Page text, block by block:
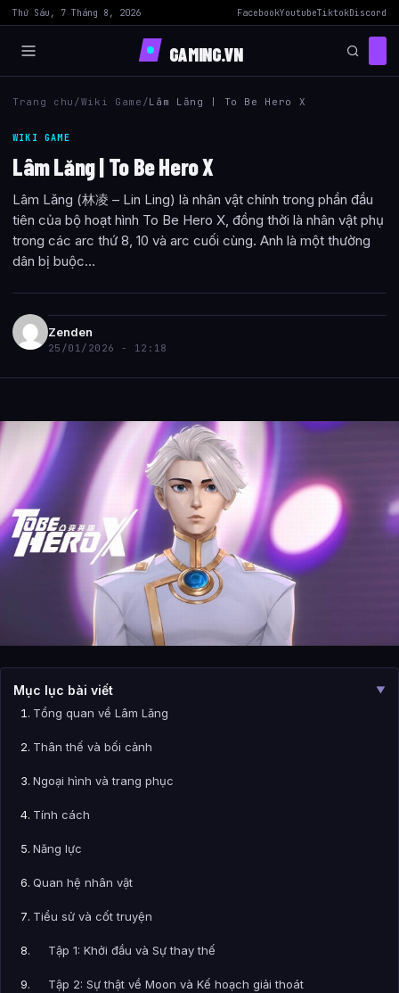
Thứ Sáu, 7 Tháng 8, 2026 FacebookYoutubeTiktokDiscord
GAMING.VN
Trang chu /Wiki Game /Lâm Lăng | To Be Hero X
WIKI GAME
Lâm Lăng | To Be Hero X
Lâm Lăng (林凌 – Lin Ling) là nhân vật chính trong phần đầu
tiên của bộ hoạt hình To Be Hero X, đồng thời là nhân vật phụ
trong các arc thứ 8, 10 và arc cuối cùng. Anh là một thường
dân bị buộc...
Zenden
25/01/2026 - 12:18
Mục lục bài viết ▼
Tổng quan về Lâm Lăng
Thân thế và bối cảnh
Ngoại hình và trang phục
Tính cách
Năng lực
Quan hệ nhân vật
Tiểu sử và cốt truyện
Tập 1: Khởi đầu và Sự thay thế
Tập 2: Sự thật về Moon và Kế hoạch giải thoát